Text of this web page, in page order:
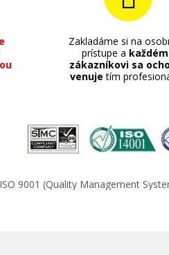
Fotopapier 10 x 15
lesklý, biely,
Zakladáme si na
prístupe a
zákazníkovi sa
venuje tím
9001 (Quality Management